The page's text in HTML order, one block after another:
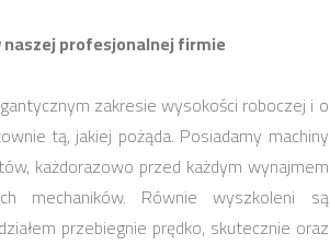
profesjonalnej firmie
zakresie wysokości roboczej i o
tą, jakiej pożąda. Posiadamy machiny
każdorazowo przed każdym wynajmem
mechaników. Równie wyszkoleni są
przebiegnie prędko, skutecznie oraz